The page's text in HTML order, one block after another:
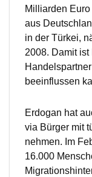
Milliarden
aus
in der Türkei,
2008. Damit
beeinflussen
Erdogan hat
via Bürger mit
nehmen. Im
16.000